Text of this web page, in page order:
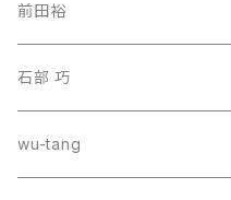
前田裕
石部 巧
wu-tang